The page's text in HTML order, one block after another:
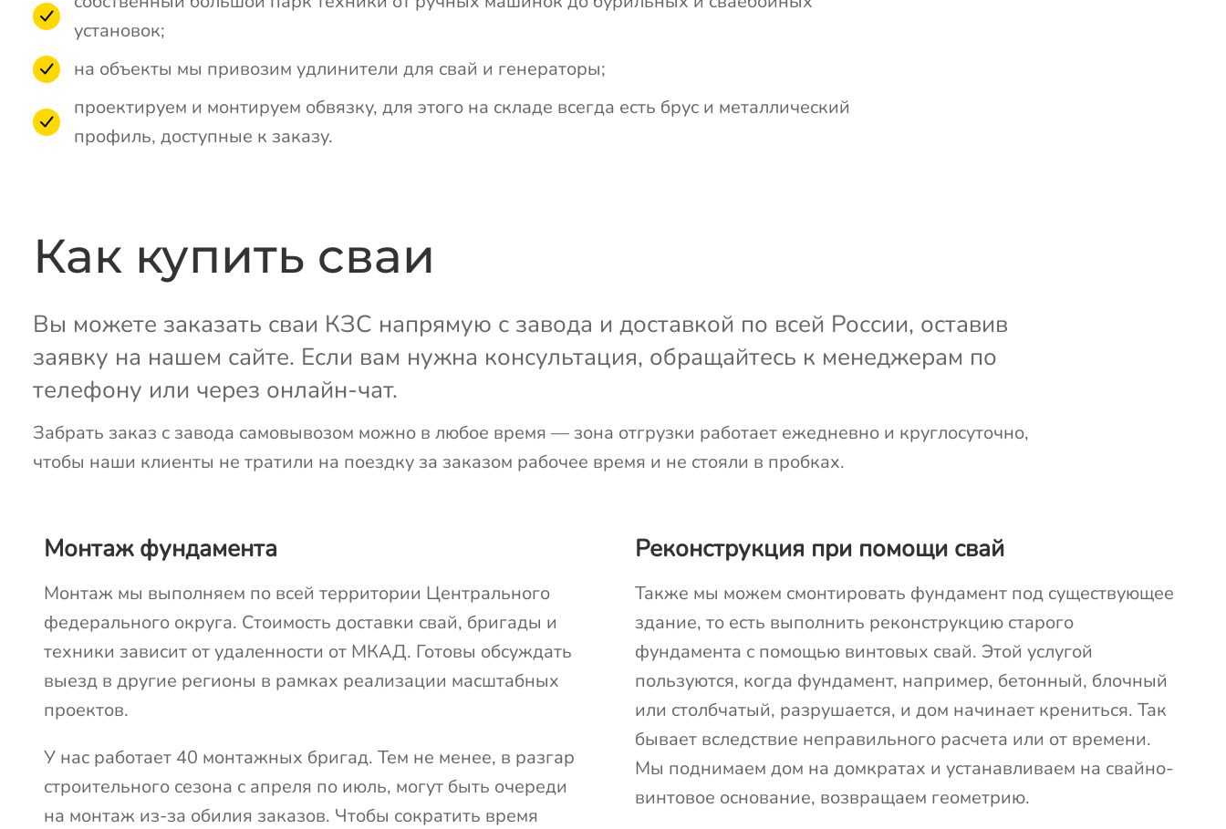
установок;
на объекты мы привозим удлинители для свай и генераторы;
проектируем и монтируем обвязку, для этого на складе всегда есть брус и металлический
профиль, доступные к заказу.
Как купить сваи
Вы можете заказать сваи КЗС напрямую с завода и доставкой по всей России, оставив
заявку на нашем сайте. Если вам нужна консультация, обращайтесь к менеджерам по
телефону или через онлайн-чат.
Забрать заказ с завода самовывозом можно в любое время — зона отгрузки работает ежедневно и круглосуточно,
чтобы наши клиенты не тратили на поездку за заказом рабочее время и не стояли в пробках.
Монтаж фундамента
Монтаж мы выполняем по всей территории Центрального
федерального округа. Стоимость доставки свай, бригады и
техники зависит от удаленности от МКАД. Готовы обсуждать
выезд в другие регионы в рамках реализации масштабных
проектов.
У нас работает 40 монтажных бригад. Тем не менее, в разгар
строительного сезона с апреля по июль, могут быть очереди
на монтаж из-за обилия заказов. Чтобы сократить время
Реконструкция при помощи свай
Также мы можем смонтировать фундамент под существующее
здание, то есть выполнить реконструкцию старого
фундамента с помощью винтовых свай. Этой услугой
пользуются, когда фундамент, например, бетонный, блочный
или столбчатый, разрушается, и дом начинает крениться. Так
бывает вследствие неправильного расчета или от времени.
Мы поднимаем дом на домкратах и устанавливаем на свайно-
винтовое основание, возвращаем геометрию.